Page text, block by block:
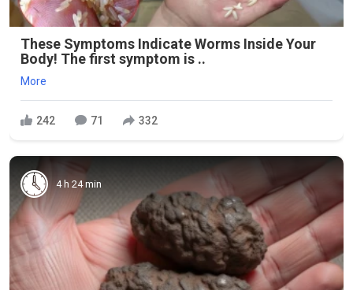
These Symptoms Indicate Worms Inside Your
Body! The first symptom is ..
More
242 71 332
4 h 24 min